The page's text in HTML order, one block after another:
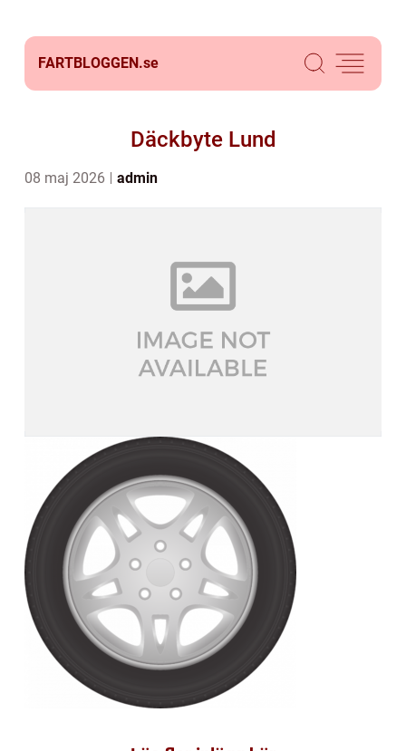
FARTBLOGGEN.se
Däckbyte Lund
08 maj 2026 admin